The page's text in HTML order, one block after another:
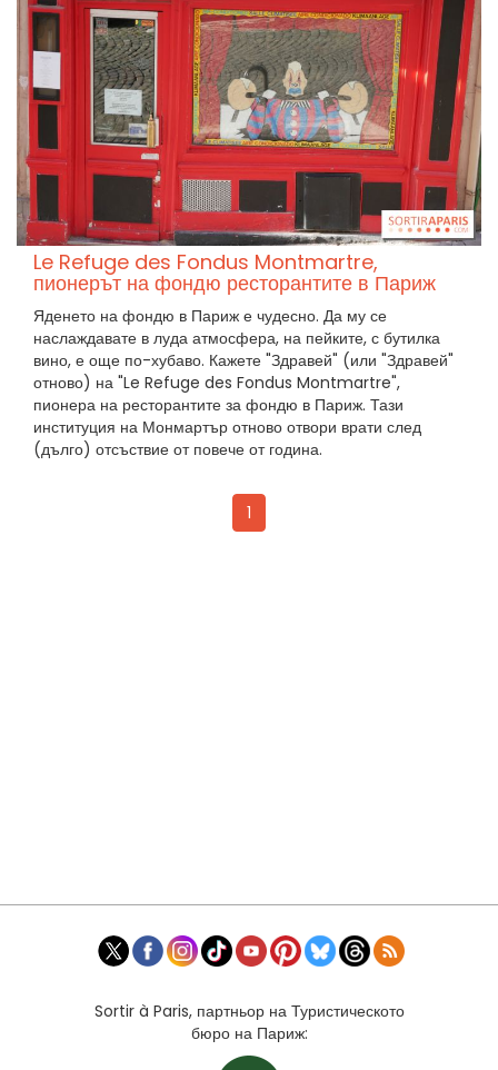
Le Refuge des Fondus Montmartre,
пионерът на фондю ресторантите в Париж
Яденето на фондю в Париж е чудесно. Да му се
наслаждавате в луда атмосфера, на пейките, с бутилка
вино, е още по-хубаво. Кажете "Здравей" (или "Здравей"
отново) на "Le Refuge des Fondus Montmartre",
пионера на ресторантите за фондю в Париж. Тази
институция на Монмартър отново отвори врати след
(дълго) отсъствие от повече от година.
1
Sortir à Paris, партньор на Туристическото
бюро на Париж: